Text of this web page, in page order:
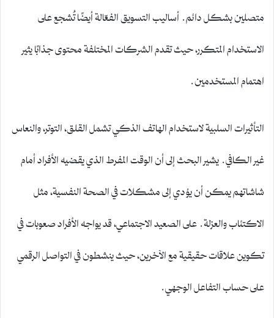
متصلين بشكل دائم. أساليب التسويق الفعّالة أيضًا تُشجع على
الاستخدام المتكرر، حيث تقدم الشركات المختلفة محتوى جذابًا يثير
اهتمام المستخدمين.
التأثيرات السلبية لاستخدام الهاتف الذكي تشمل القلق، التوتر، والنعاس
غير الكافي. يشير البحث إلى أن الوقت المفرط الذي يقضيه الأفراد أمام
شاشاتهم يمكن أن يؤدي إلى مشكلات في الصحة النفسية، مثل
الاكتئاب والعزلة. على الصعيد الاجتماعي، قد يواجه الأفراد صعوبات في
تكوين علاقات حقيقية مع الآخرين، حيث ينشطون في التواصل الرقمي
على حساب التفاعل الوجهي.